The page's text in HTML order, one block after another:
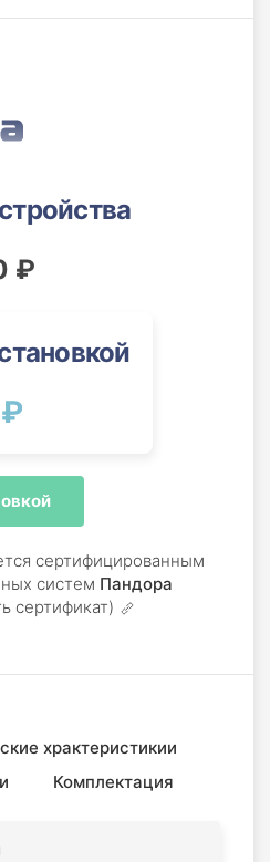
₽
сертифицированным
систем Пандора
сертификат)
храктеристикии
Комплектация